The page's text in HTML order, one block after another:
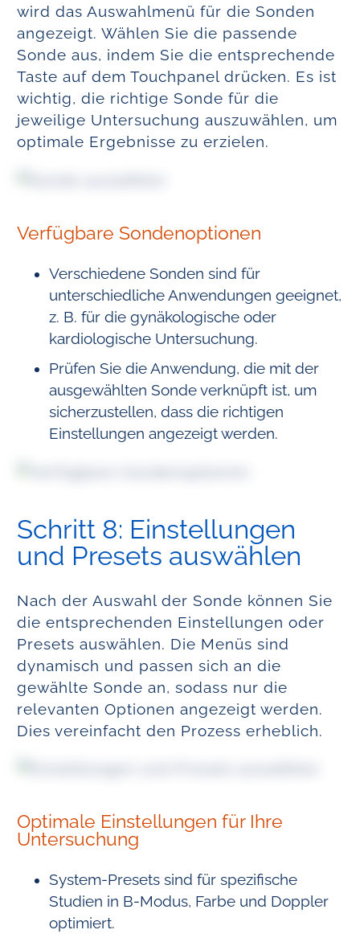
wird das Auswahlmenü für die Sonden
angezeigt. Wählen Sie die passende
Sonde aus, indem Sie die entsprechende
Taste auf dem Touchpanel drücken. Es ist
wichtig, die richtige Sonde für die
jeweilige Untersuchung auszuwählen, um
optimale Ergebnisse zu erzielen.
Verfügbare Sondenoptionen
Verschiedene Sonden sind für
unterschiedliche Anwendungen geeignet,
z. B. für die gynäkologische oder
kardiologische Untersuchung.
Prüfen Sie die Anwendung, die mit der
ausgewählten Sonde verknüpft ist, um
sicherzustellen, dass die richtigen
Einstellungen angezeigt werden.
Schritt 8: Einstellungen
und Presets auswählen
Nach der Auswahl der Sonde können Sie
die entsprechenden Einstellungen oder
Presets auswählen. Die Menüs sind
dynamisch und passen sich an die
gewählte Sonde an, sodass nur die
relevanten Optionen angezeigt werden.
Dies vereinfacht den Prozess erheblich.
Optimale Einstellungen für Ihre
Untersuchung
System-Presets sind für spezifische
Studien in B-Modus, Farbe und Doppler
optimiert.